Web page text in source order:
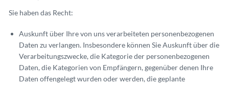
Sie haben das Recht:
Auskunft über Ihre von uns verarbeiteten personenbezogenen
Daten zu verlangen. Insbesondere können Sie Auskunft über die
Verarbeitungszwecke, die Kategorie der personenbezogenen
Daten, die Kategorien von Empfängern, gegenüber denen Ihre
Daten offengelegt wurden oder werden, die geplante